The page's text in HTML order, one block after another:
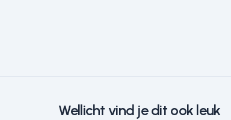
Wellicht vind je dit ook leuk